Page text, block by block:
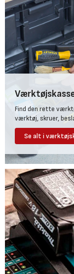
Find den rette
værktøj, skruer,
Se alt i